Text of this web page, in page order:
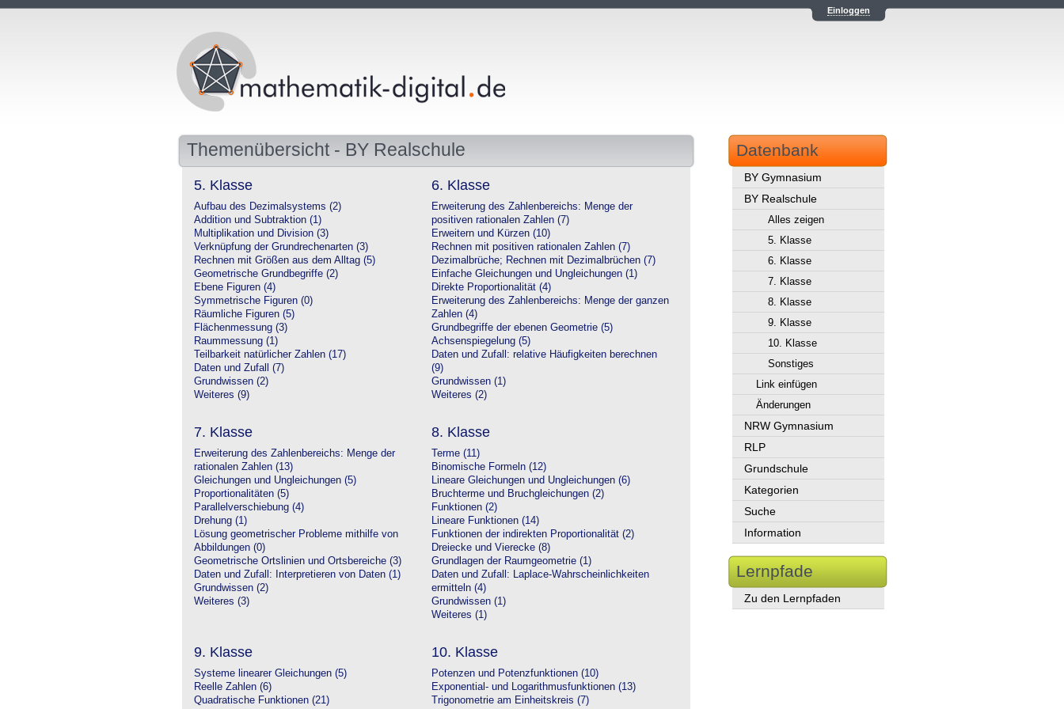
Einloggen
Themenübersicht - BY Realschule
5. Klasse
Aufbau des Dezimalsystems (2)
Addition und Subtraktion (1)
Multiplikation und Division (3)
Verknüpfung der Grundrechenarten (3)
Rechnen mit Größen aus dem Alltag (5)
Geometrische Grundbegriffe (2)
Ebene Figuren (4)
Symmetrische Figuren (0)
Räumliche Figuren (5)
Flächenmessung (3)
Raummessung (1)
Teilbarkeit natürlicher Zahlen (17)
Daten und Zufall (7)
Grundwissen (2)
Weiteres (9)
6. Klasse
Erweiterung des Zahlenbereichs: Menge der
positiven rationalen Zahlen (7)
Erweitern und Kürzen (10)
Rechnen mit positiven rationalen Zahlen (7)
Dezimalbrüche; Rechnen mit Dezimalbrüchen (7)
Einfache Gleichungen und Ungleichungen (1)
Direkte Proportionalität (4)
Erweiterung des Zahlenbereichs: Menge der ganzen
Zahlen (4)
Grundbegriffe der ebenen Geometrie (5)
Achsenspiegelung (5)
Daten und Zufall: relative Häufigkeiten berechnen
(9)
Grundwissen (1)
Weiteres (2)
7. Klasse
Erweiterung des Zahlenbereichs: Menge der
rationalen Zahlen (13)
Gleichungen und Ungleichungen (5)
Proportionalitäten (5)
Parallelverschiebung (4)
Drehung (1)
Lösung geometrischer Probleme mithilfe von
Abbildungen (0)
Geometrische Ortslinien und Ortsbereiche (3)
Daten und Zufall: Interpretieren von Daten (1)
Grundwissen (2)
Weiteres (3)
8. Klasse
Terme (11)
Binomische Formeln (12)
Lineare Gleichungen und Ungleichungen (6)
Bruchterme und Bruchgleichungen (2)
Funktionen (2)
Lineare Funktionen (14)
Funktionen der indirekten Proportionalität (2)
Dreiecke und Vierecke (8)
Grundlagen der Raumgeometrie (1)
Daten und Zufall: Laplace-Wahrscheinlichkeiten
ermitteln (4)
Grundwissen (1)
Weiteres (1)
9. Klasse
Systeme linearer Gleichungen (5)
Reelle Zahlen (6)
Quadratische Funktionen (21)
10. Klasse
Potenzen und Potenzfunktionen (10)
Exponential- und Logarithmusfunktionen (13)
Trigonometrie am Einheitskreis (7)
Datenbank
BY Gymnasium
BY Realschule
Alles zeigen
5. Klasse
6. Klasse
7. Klasse
8. Klasse
9. Klasse
10. Klasse
Sonstiges
Link einfügen
Änderungen
NRW Gymnasium
RLP
Grundschule
Kategorien
Suche
Information
Lernpfade
Zu den Lernpfaden